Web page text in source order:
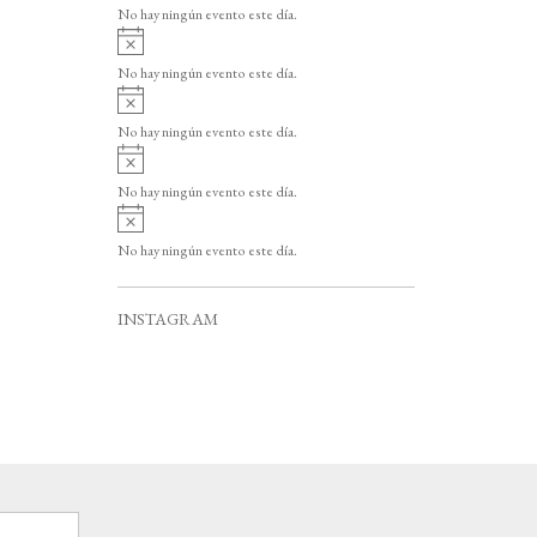
o
i
o
No hay ningún evento este día.
v
i
o
No hay ningún evento este día.
v
i
o
No hay ningún evento este día.
A
v
i
o
No hay ningún evento este día.
A
v
i
No hay ningún evento este día.
INSTAGRAM